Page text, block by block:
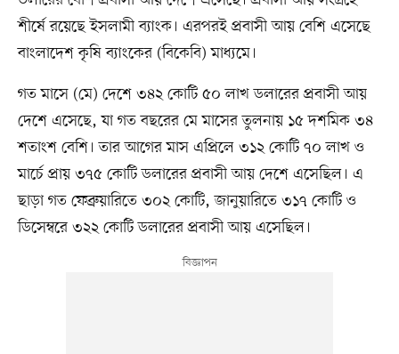
শীর্ষে রয়েছে ইসলামী ব্যাংক। এরপরই প্রবাসী আয় বেশি এসেছে
বাংলাদেশ কৃষি ব্যাংকের (বিকেবি) মাধ্যমে।
গত মাসে (মে) দেশে ৩৪২ কোটি ৫০ লাখ ডলারের প্রবাসী আয়
দেশে এসেছে, যা গত বছরের মে মাসের তুলনায় ১৫ দশমিক ৩৪
শতাংশ বেশি। তার আগের মাস এপ্রিলে ৩১২ কোটি ৭০ লাখ ও
মার্চে প্রায় ৩৭৫ কোটি ডলারের প্রবাসী আয় দেশে এসেছিল। এ
ছাড়া গত ফেব্রুয়ারিতে ৩০২ কোটি, জানুয়ারিতে ৩১৭ কোটি ও
ডিসেম্বরে ৩২২ কোটি ডলারের প্রবাসী আয় এসেছিল।